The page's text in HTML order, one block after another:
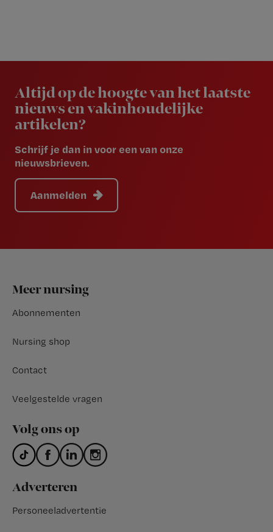
Altijd op de hoogte van het laatste
nieuws en vakinhoudelijke
artikelen?
Schrijf je dan in voor een van onze
nieuwsbrieven.
Aanmelden
Footer
Meer nursing
Abonnementen
Nursing shop
Contact
Veelgestelde vragen
Volg ons op
Adverteren
Personeeladvertentie